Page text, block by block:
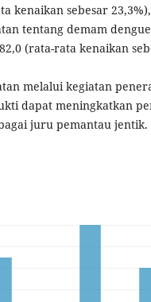
kenaikan sebesar 23,3%),
tentang demam
82,0 (rata-rata kenaikan
melalui kegiatan
dapat meningkatkan
juru pemantau jentik.